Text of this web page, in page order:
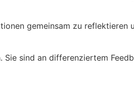
gemeinsam zu reflektieren
sind an differenziertem